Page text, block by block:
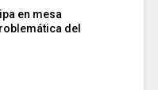
en mesa
del